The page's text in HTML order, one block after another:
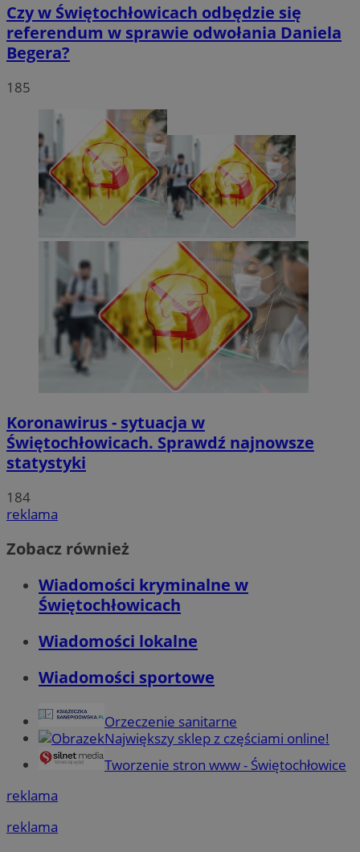
Czy w Świętochłowicach odbędzie się
referendum w sprawie odwołania Daniela
Begera?
185
Koronawirus - sytuacja w
Świętochłowicach. Sprawdź najnowsze
statystyki
184
reklama
Zobacz również
Wiadomości kryminalne w
Świętochłowicach
Wiadomości lokalne
Wiadomości sportowe
Orzeczenie sanitarne
Największy sklep z częściami online!
Tworzenie stron www - Świętochłowice
reklama
reklama